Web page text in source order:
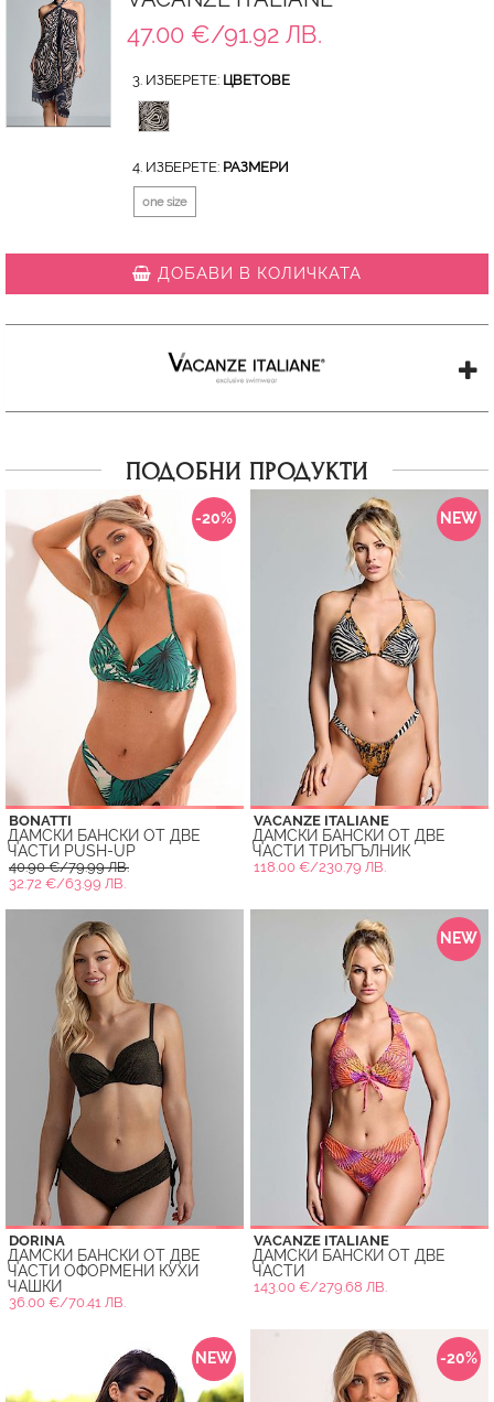
47.00 €/91.92 ЛВ.
3. ИЗБЕРЕТЕ: ЦВЕТОВЕ
4. ИЗБЕРЕТЕ: РАЗМЕРИ
one size
ДОБАВИ В КОЛИЧКАТА
ПОДОБНИ ПРОДУКТИ
-20%
BONATTI
ДАМСКИ БАНСКИ ОТ ДВЕ
ЧАСТИ PUSH-UP
40.90 €/79.99 ЛВ.
32.72 €/63.99 ЛВ.
NEW
VACANZE ITALIANE
ДАМСКИ БАНСКИ ОТ ДВЕ
ЧАСТИ ТРИЪГЪЛНИК
118.00 €/230.79 ЛВ.
DORINA
ДАМСКИ БАНСКИ ОТ ДВЕ
ЧАСТИ ОФОРМЕНИ КУХИ
ЧАШКИ
36.00 €/70.41 ЛВ.
NEW
VACANZE ITALIANE
ДАМСКИ БАНСКИ ОТ ДВЕ
ЧАСТИ
143.00 €/279.68 ЛВ.
NEW -20%